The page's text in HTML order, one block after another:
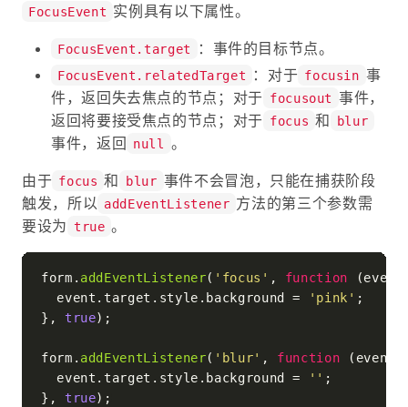
FocusEvent 实例具有以下属性。
FocusEvent.target ：事件的目标节点。
FocusEvent.relatedTarget ：对于 focusin 事
件，返回失去焦点的节点；对于 focusout 事件，
返回将要接受焦点的节点；对于 focus 和 blur
事件，返回 null 。
由于 focus 和 blur 事件不会冒泡，只能在捕获阶段
触发，所以
addEventListener 方法的第三个参数需
要设为 true 。
form. addEventListener( 'focus' , function (event
  event.
target . style . background = 'pink' ;
}, true);
form. addEventListener( 'blur' , function ( event
  event.
target . style . background = '' ;
}, true